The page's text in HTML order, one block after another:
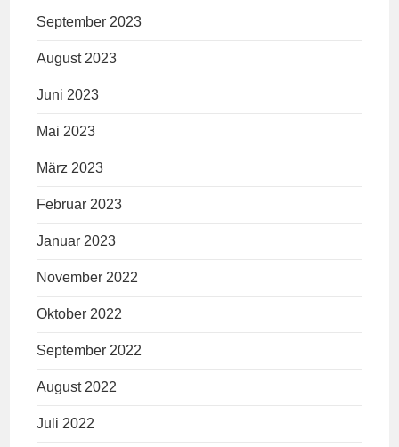
September 2023
August 2023
Juni 2023
Mai 2023
März 2023
Februar 2023
Januar 2023
November 2022
Oktober 2022
September 2022
August 2022
Juli 2022